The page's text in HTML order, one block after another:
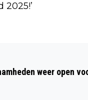
BORIS
weer open